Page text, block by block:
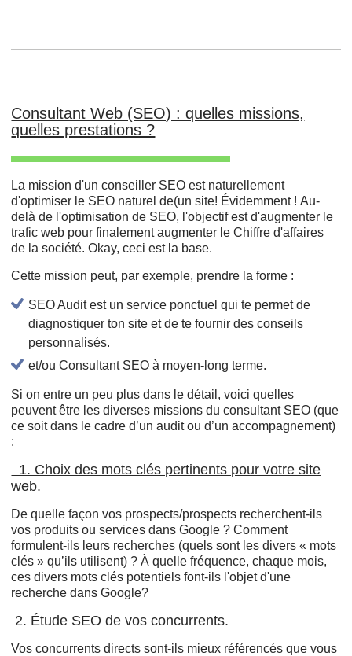
Consultant Web (SEO) : quelles missions,
quelles prestations ?
La mission d'un conseiller SEO est naturellement
d'optimiser le SEO naturel de(un site! Évidemment ! Au-
delà de l'optimisation de SEO, l'objectif est d'augmenter le
trafic web pour finalement augmenter le Chiffre d'affaires
de la société. Okay, ceci est la base.
Cette mission peut, par exemple, prendre la forme :
SEO Audit est un service ponctuel qui te permet de
diagnostiquer ton site et de te fournir des conseils
personnalisés.
et/ou Consultant SEO à moyen-long terme.
Si on entre un peu plus dans le détail, voici quelles
peuvent être les diverses missions du consultant SEO (que
ce soit dans le cadre d’un audit ou d’un accompagnement)
:
1. Choix des mots clés pertinents pour votre site
web.
De quelle façon vos prospects/prospects recherchent-ils
vos produits ou services dans Google ? Comment
formulent-ils leurs recherches (quels sont les divers « mots
clés » qu’ils utilisent) ? À quelle fréquence, chaque mois,
ces divers mots clés potentiels font-ils l'objet d'une
recherche dans Google?
2. Étude SEO de vos concurrents.
Vos concurrents directs sont-ils mieux référencés que vous